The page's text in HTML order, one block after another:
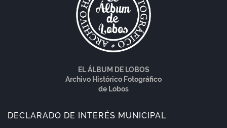
EL ÁLBUM DE LOBOS
Archivo Histórico Fotográfico
de Lobos
DECLARADO DE INTERÉS MUNICIPAL